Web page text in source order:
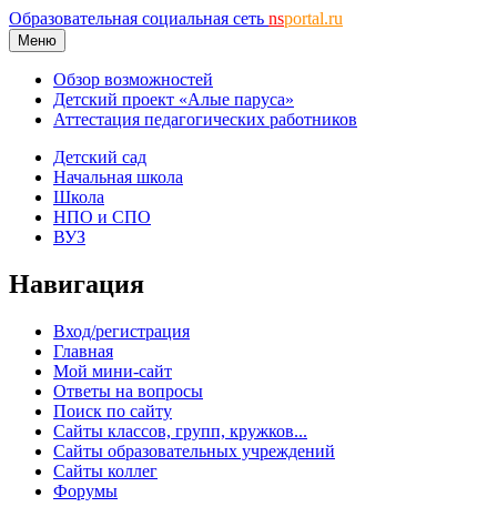
Образовательная социальная сеть nsportal.ru
Меню
Обзор возможностей
Детский проект «Алые паруса»
Аттестация педагогических работников
Детский сад
Начальная школа
Школа
НПО и СПО
ВУЗ
Навигация
Вход/регистрация
Главная
Мой мини-сайт
Ответы на вопросы
Поиск по сайту
Сайты классов, групп, кружков...
Сайты образовательных учреждений
Сайты коллег
Форумы